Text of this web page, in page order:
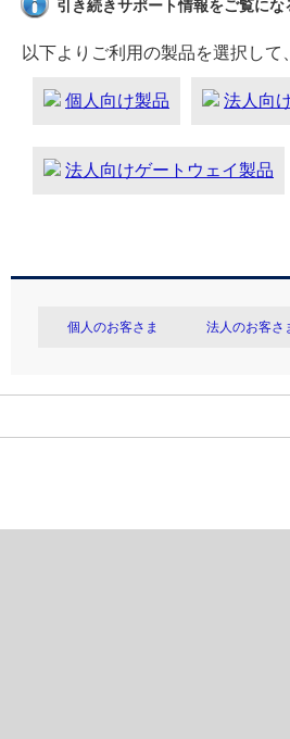
引き続きサポート情報をご覧にな
以下よりご利用の製品を選択し
個人向け製品 法人向
法人向けゲートウェイ製品
個人のお客さま 法人のお客さ